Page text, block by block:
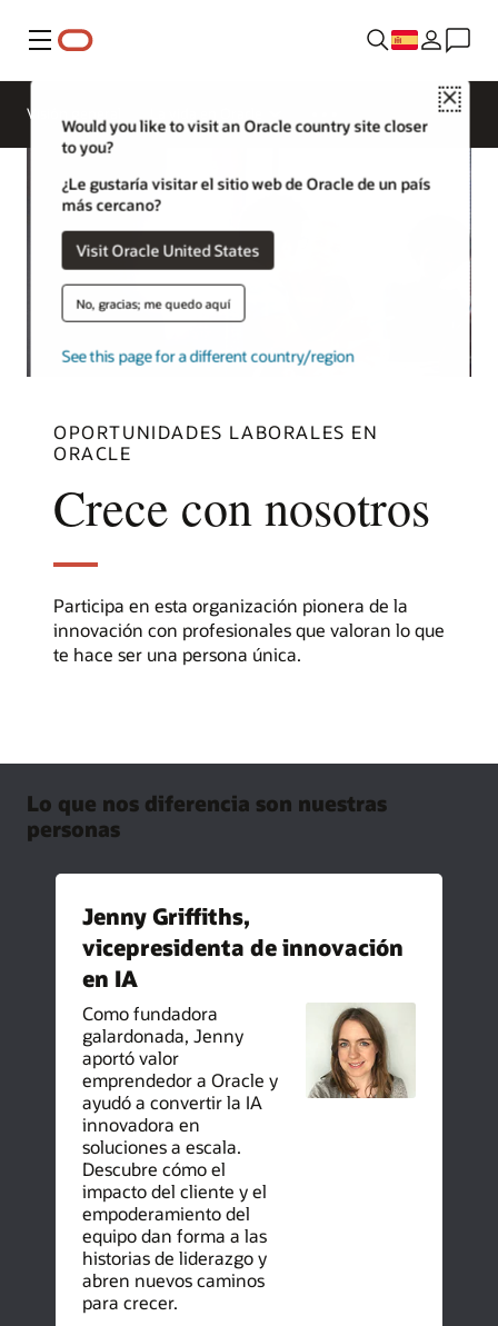
Menú
Close
Would you like to visit an Oracle country site closer
to you?
¿Le gustaría visitar el sitio web de Oracle de un país
más cercano?
Visit Oracle United States
No, gracias; me quedo aquí
See this page for a different country/region
Visión general
OPORTUNIDADES LABORALES EN
ORACLE
Crece con nosotros
Participa en esta organización pionera de la
innovación con profesionales que valoran lo que
te hace ser una persona única.
Lo que nos diferencia son nuestras
personas
Jenny Griffiths,
vicepresidenta de innovación
en IA
Como fundadora
galardonada, Jenny
aportó valor
emprendedor a Oracle y
ayudó a convertir la IA
innovadora en
soluciones a escala.
Descubre cómo el
impacto del cliente y el
empoderamiento del
equipo dan forma a las
historias de liderazgo y
abren nuevos caminos
para crecer.